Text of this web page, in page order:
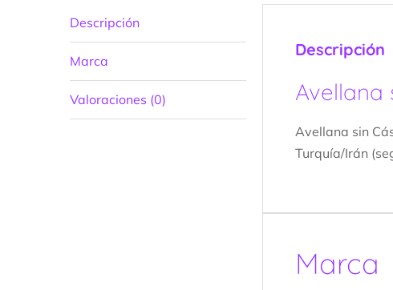
Descripción
Marca
Valoraciones (0)
Descripción
Avellana
Avellana sin
Turquía/Irán
Marca